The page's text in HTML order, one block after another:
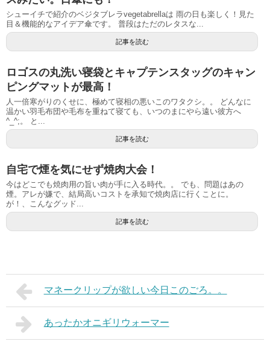
シューイチで紹介のベジタブレラvegetabrellaは 雨の日も楽しく！見た
目＆機能的なアイデア傘です。 普段はただのレタスな...
記事を読む
ロゴスの丸洗い寝袋とキャプテンスタッグのキャン
ピングマットが最高！
人一倍寒がりのくせに、極めて寝相の悪いこのワタクシ。。 どんなに
温かい羽毛布団や毛布を重ねて寝ても、いつのまにやら遠い彼方へ
^_^;。 と...
記事を読む
自宅で煙を気にせず焼肉大会！
今はどこでも焼肉用の旨い肉が手に入る時代。。 でも、問題はあの
煙。アレが嫌で、結局高いコストを承知で焼肉店に行くことに。
が！、こんなグッド...
記事を読む
マネークリップが欲しい今日このごろ。。
あったかオニギリウォーマー